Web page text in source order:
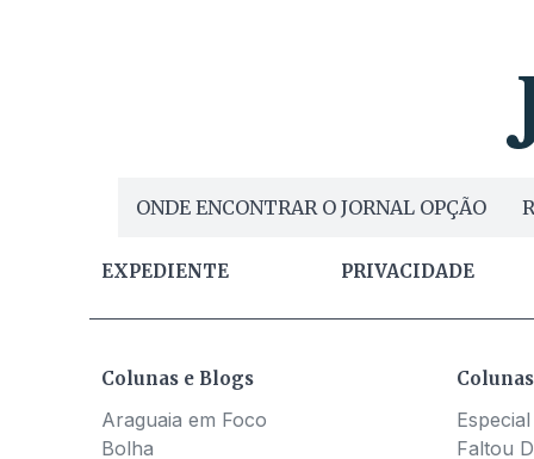
ONDE ENCONTRAR O JORNAL OPÇÃO
EXPEDIENTE PRIVACIDADE
Colunas e Blogs
Araguaia em Foco
Bolha
Faltou